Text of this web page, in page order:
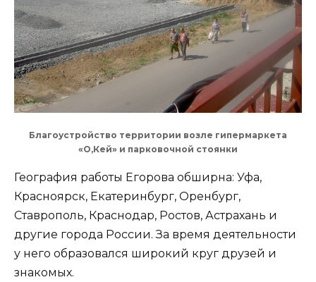
Благоустройство территории возле гипермаркета
«О,Кей» и парковочной стоянки
География работы Егорова обширна: Уфа,
Красноярск, Екатеринбург, Оренбург,
Ставрополь, Краснодар, Ростов, Астрахань и
другие города России. За время деятельности
у него образовался широкий круг друзей и
знакомых.